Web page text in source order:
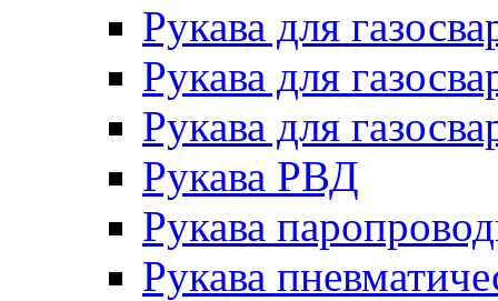
Рукава для
Рукава для
Рукава для
Рукава РВД
Рукава
Рукава